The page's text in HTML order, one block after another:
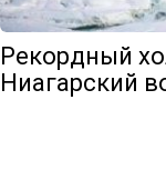
Рекордный
Ниагарский